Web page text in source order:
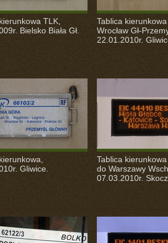
TLK,
Bielsko Biała Gł.
Tablica
Wrocław Gł-
22.01.2010r.
Gliwice.
Tablica
do Warszawy
07.03.2010r.